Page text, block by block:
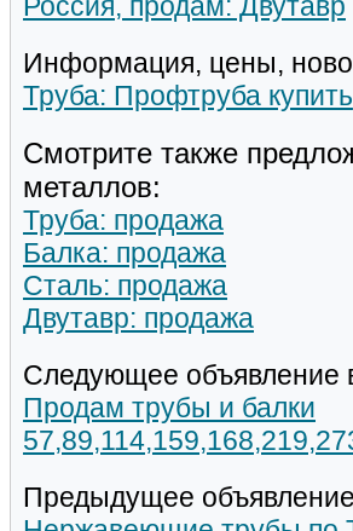
Информация, цены,
Труба: Профтруба купить
Смотрите также
металлов:
Труба: продажа
Балка: продажа
Сталь: продажа
Двутавр: продажа
Следующее объявление
Продам трубы и балки
Предыдущее